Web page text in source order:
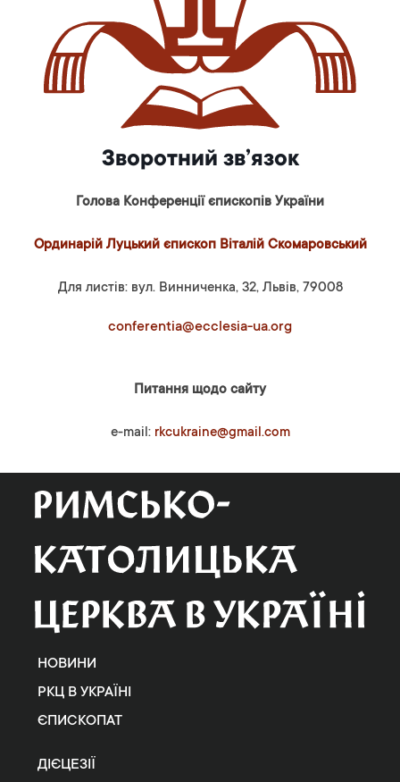
Зворотний зв’язок
Голова Конференції єпископів України
Ординарій Луцький єпископ Віталій Скомаровський
Для листів: вул. Винниченка, 32, Львів, 79008
conferentia@ecclesia-ua.org
Питання щодо сайту
e-mail: rkcukraine@gmail.com
НОВИНИ
РКЦ В УКРАЇНІ
ЄПИСКОПАТ
ДІЄЦЕЗІЇ